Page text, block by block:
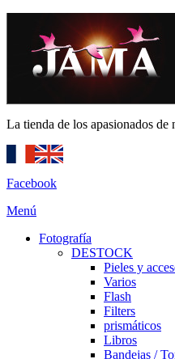
La tienda de los apasionados de
Facebook
Menú
Fotografía
DESTOCK
Pieles y
Varios
Flash
Filters
prismáticos
Libros
Bandejas /